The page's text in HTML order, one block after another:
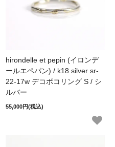
hirondelle et pepin (イロンデ
ールエペパン) / k18 silver sr-
22-17w デコボコリング S / シ
ルバー
55,000円(税込)